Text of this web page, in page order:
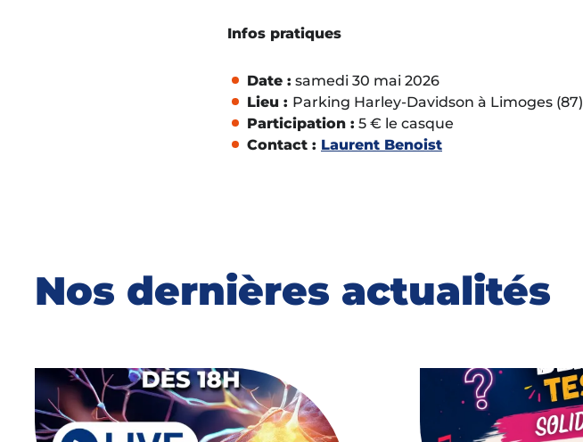
Infos pratiques
Date : samedi 30 mai 2026
Lieu : Parking Harley-Davidson à Limoges (87)
Participation : 5 € le casque
Contact : Laurent Benoist
Nos dernières actualités